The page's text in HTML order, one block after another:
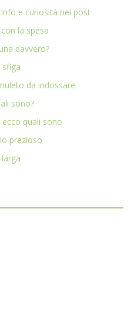
e curiosità nel post
la spesa
davvero?
sfiga
da indossare
sono?
quali sono
prezioso